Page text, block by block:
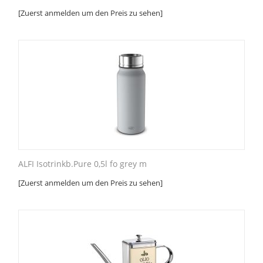
[Zuerst anmelden um den Preis zu sehen]
ALFI Isotrinkb.Pure 0,5l fo grey m
[Zuerst anmelden um den Preis zu sehen]